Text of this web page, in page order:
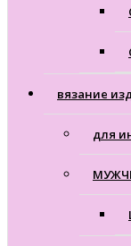
вязание
для